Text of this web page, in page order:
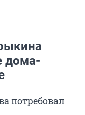
дома-
потребовал